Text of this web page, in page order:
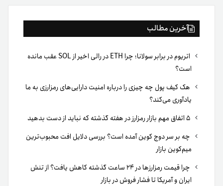
آخرین مطالب
اتریوم در برابر سولانا؛ چرا ETH در رالی اخیر از SOL عقب مانده
است؟
هک کیف پول چه چیزی را درباره امنیت دارایی‌های رمزارزی به ما
یادآوری می‌کند؟
چه بر سر دوج کوین آمده است؟ بررسی دلایل افت محبوب‌ترین
میم‌کوین بازار
چرا قیمت رمزارزها در ۲۴ ساعت گذشته کاهش یافت؟ از تنش
ایران و آمریکا تا فشار فروش در بازار